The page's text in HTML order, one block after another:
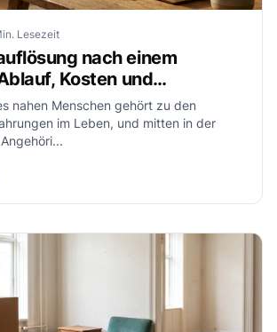
Lesezeit
nach einem
Kosten und
für Angehörige
nahen Menschen gehört zu den
im Leben, und mitten in der